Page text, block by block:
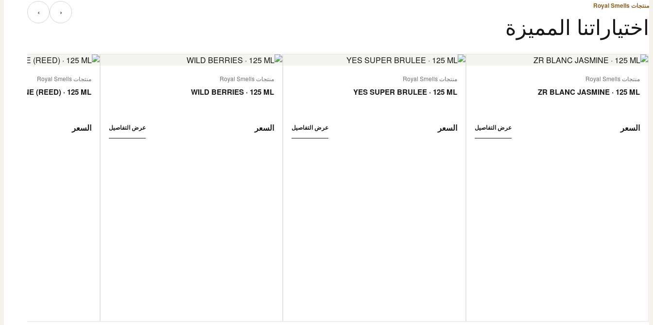
منتجات Royal Smells
اختياراتنا المميزة ‹ ›
منتجات Royal Smells
ZR BLANC JASMINE · 125 ML
السعر عرض التفاصيل
منتجات Royal Smells
YES SUPER BRULEE · 125 ML
السعر عرض التفاصيل
منتجات Royal Smells
WILD BERRIES · 125 ML
السعر عرض التفاصيل
منتجات Royal Smells
(REED) · 125 ML
السعر